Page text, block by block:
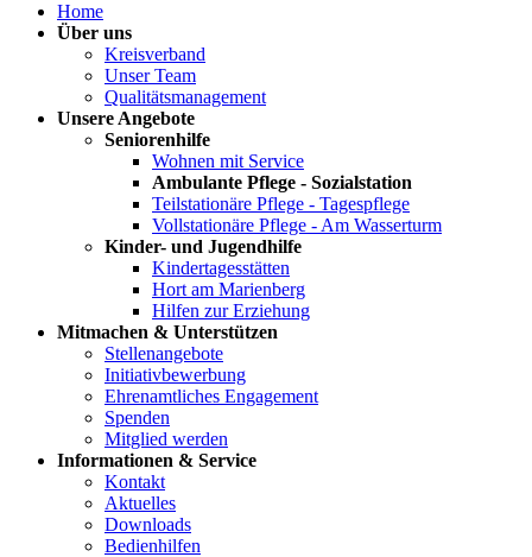
Home
Über uns
Kreisverband
Unser Team
Qualitätsmanagement
Unsere Angebote
Seniorenhilfe
Wohnen mit Service
Ambulante Pflege - Sozialstation
Teilstationäre Pflege - Tagespflege
Vollstationäre Pflege - Am Wasserturm
Kinder- und Jugendhilfe
Kindertagesstätten
Hort am Marienberg
Hilfen zur Erziehung
Mitmachen & Unterstützen
Stellenangebote
Initiativbewerbung
Ehrenamtliches Engagement
Spenden
Mitglied werden
Informationen & Service
Kontakt
Aktuelles
Downloads
Bedienhilfen